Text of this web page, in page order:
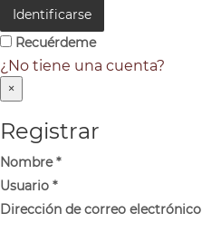
Identificarse
Recuérdeme
¿No tiene una cuenta?
×
Registrar
Nombre*
Usuario *
Dirección de correo electrónico